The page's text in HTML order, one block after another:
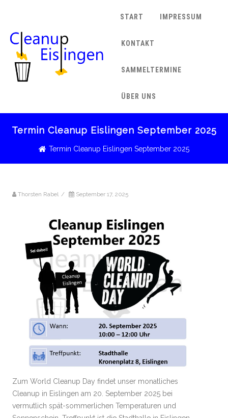
START IMPRESSUM
KONTAKT
SAMMELTERMINE
ÜBER UNS
Termin Cleanup Eislingen September 2025
Termin Cleanup Eislingen September 2025
Thorsten Rabel / September 17, 2025
Zum World Cleanup Day findet unser monatliches
Cleanup in Eislingen am 20. September 2025 bei
vermutlich spät-sommerlichen Temperaturen und